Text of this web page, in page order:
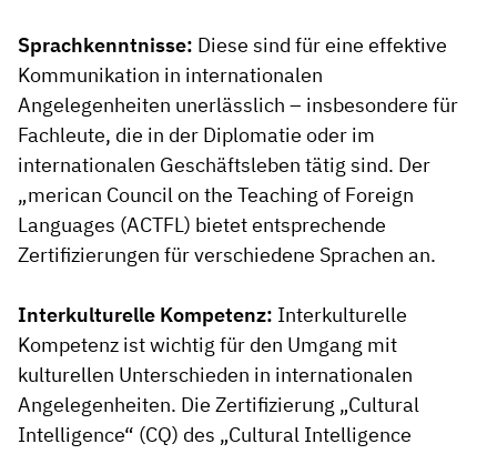
Sprachkenntnisse: Diese sind für eine effektive
Kommunikation in internationalen
Angelegenheiten unerlässlich – insbesondere für
Fachleute, die in der Diplomatie oder im
internationalen Geschäftsleben tätig sind. Der
„merican Council on the Teaching of Foreign
Languages (ACTFL) bietet entsprechende
Zertifizierungen für verschiedene Sprachen an.
Interkulturelle Kompetenz: Interkulturelle
Kompetenz ist wichtig für den Umgang mit
kulturellen Unterschieden in internationalen
Angelegenheiten. Die Zertifizierung „Cultural
Intelligence“ (CQ) des „Cultural Intelligence